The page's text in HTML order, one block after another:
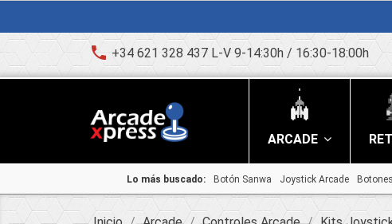
phone +34 621 328 437 L-V 9-14:30h / 16:30-18:00h
ARCADE
Lo más buscado: Botón Sanwa Joystick Arcade